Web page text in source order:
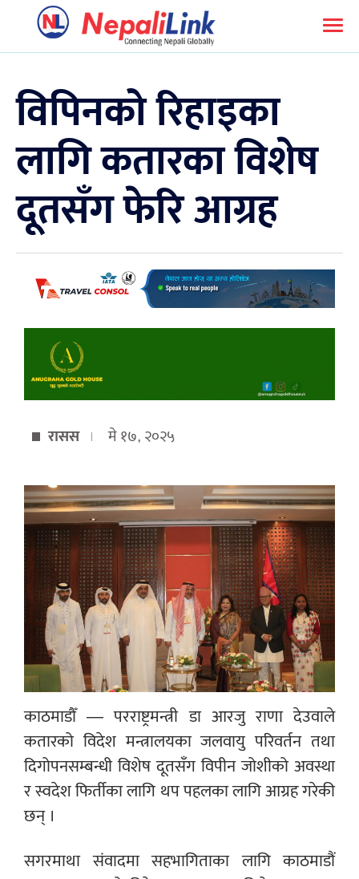
विपिनको रिहाइका
लागि कतारका विशेष
दूतसँग फेरि आग्रह
रासस मे १७, २०२५
काठमाडौँ — परराष्ट्रमन्त्री डा आरजु राणा देउवाले
कतारको विदेश मन्त्रालयका जलवायु परिवर्तन तथा
दिगोपनसम्बन्धी विशेष दूतसँग विपीन जोशीको अवस्था
र स्वदेश फिर्तीका लागि थप पहलका लागि आग्रह गरेकी
छन् ।
सगरमाथा संवादमा सहभागिताका लागि काठमाडौं